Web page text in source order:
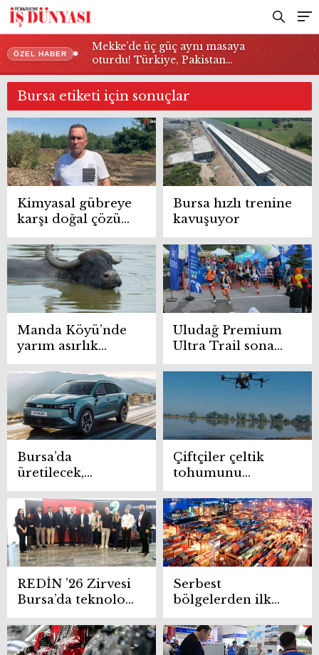
ÖZEL HABER
Mekke’de üç güç aynı masaya
oturdu! Türkiye, Pakistan…
Bursa etiketi için sonuçlar
Kimyasal gübreye
karşı doğal çözüm
maliyeti sıfıra
indirdi
Bursa hızlı trenine
kavuşuyor
Manda Köyü’nde
yarım asırlık
üretici manda
ürünleriyle
Türkiye’ye
ulaşıyor
Uludağ Premium
Ultra Trail sona
erdi, madalyalar
sahiplerini buldu
Bursa’da
üretilecek,
dünyaya
Türkiye’den ihraç
edilecek
Çiftçiler çeltik
tohumunu
Drone’la havadan
ekiyor
REDİN ’26 Zirvesi
Bursa’da teknoloji
ve inovasyon
dünyasını
buluşturdu
Serbest
bölgelerden ilk
çeyrekte 3 milyar
dolarlık ihracat